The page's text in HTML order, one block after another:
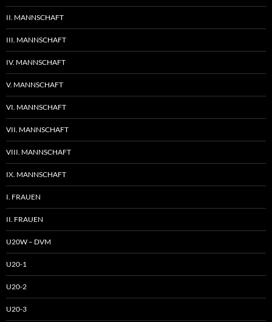
II. MANNSCHAFT
III. MANNSCHAFT
IV. MANNSCHAFT
V. MANNSCHAFT
VI. MANNSCHAFT
VII. MANNSCHAFT
VIII. MANNSCHAFT
IX. MANNSCHAFT
I. FRAUEN
II. FRAUEN
U20W – DVM
U20-1
U20-2
U20-3